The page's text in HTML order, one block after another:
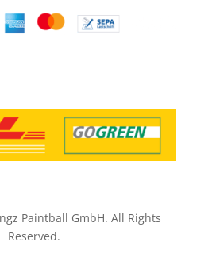
Paintball GmbH. All Rights
Reserved.